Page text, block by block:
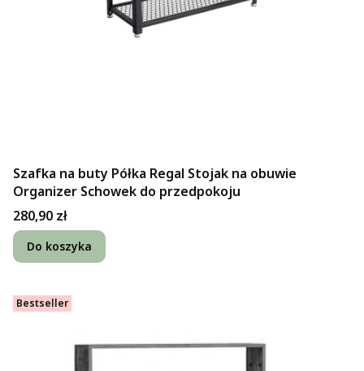
Szafka na buty Półka Regal Stojak na obuwie
Organizer Schowek do przedpokoju
Cena
280,90 zł
Do koszyka
Bestseller